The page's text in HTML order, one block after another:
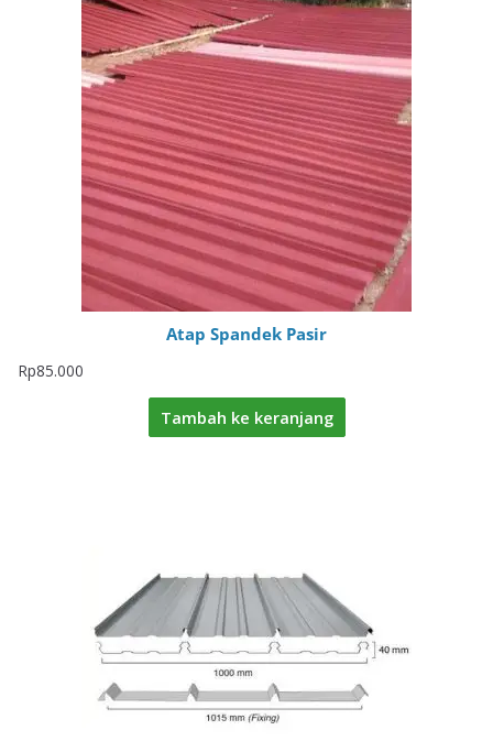
Atap Spandek Pasir
Rp85.000
Tambah ke keranjang